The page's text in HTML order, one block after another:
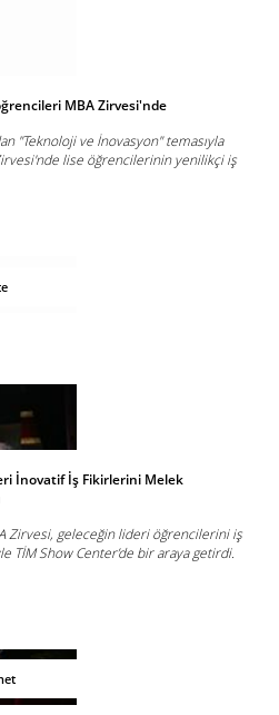
MBA Zirvesi'nde
"Teknoloji ve İnovasyon" temasıyla
lise öğrencilerinin yenilikçi iş
İnovatif İş Fikirlerini Melek
Zirvesi, geleceğin lideri öğrencilerini iş
TİM Show Center’de bir araya getirdi.